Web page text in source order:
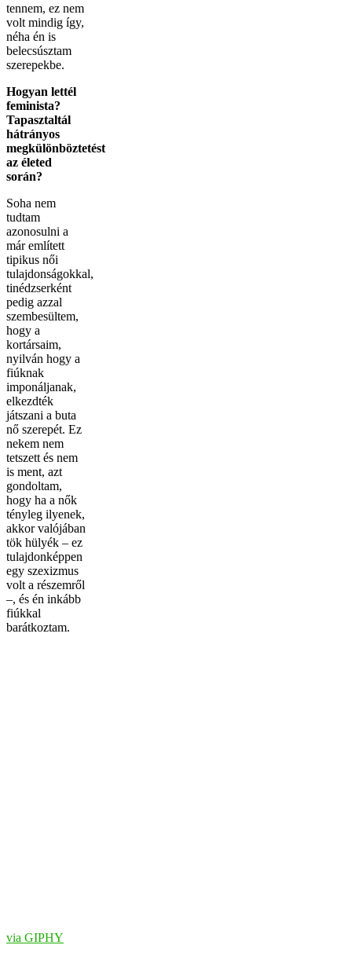
tennem, ez nem
volt mindig így,
néha én is
belecsúsztam
szerepekbe.
Hogyan lettél
feminista?
Tapasztaltál
hátrányos
megkülönböztetést
az életed
során?
Soha nem
tudtam
azonosulni a
már említett
tipikus női
tulajdonságokkal,
tinédzserként
pedig azzal
szembesültem,
hogy a
kortársaim,
nyilván hogy a
fiúknak
imponáljanak,
elkezdték
játszani a buta
nő szerepét. Ez
nekem nem
tetszett és nem
is ment, azt
gondoltam,
hogy ha a nők
tényleg ilyenek,
akkor valójában
tök hülyék – ez
tulajdonképpen
egy szexizmus
volt a részemről
–, és én inkább
fiúkkal
barátkoztam.
via GIPHY